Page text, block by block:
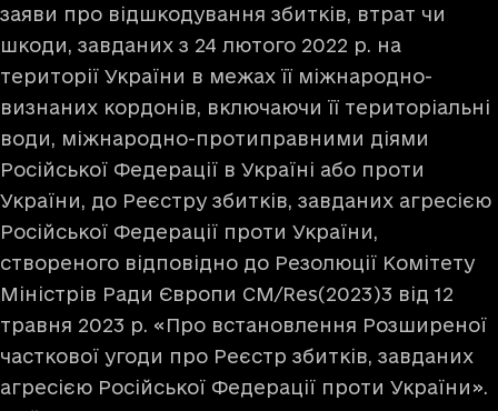
заяви про відшкодування збитків, втрат чи
шкоди, завданих з 24 лютого 2022 р. на
території України в межах її міжнародно-
визнаних кордонів, включаючи її територіальні
води, міжнародно-протиправними діями
Російської Федерації в Україні або проти
України, до Реєстру збитків, завданих агресією
Російської Федерації проти України,
створеного відповідно до Резолюції Комітету
Міністрів Ради Європи CM/Res(2023)3 від 12
травня 2023 р. «Про встановлення Розширеної
часткової угоди про Реєстр збитків, завданих
агресією Російської Федерації проти України».